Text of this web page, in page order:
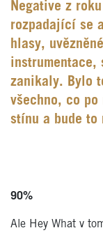
Negative z
rozpadající se
hlasy,
instrumentace,
zanikaly. Bylo
všechno, co po
stínu a bude to
90%
Ale Hey What v